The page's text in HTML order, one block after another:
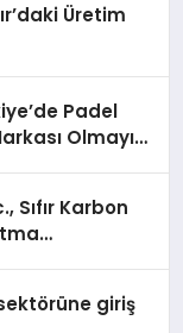
Üretim
Padel
Olmayı
Sıfır Karbon
giriş